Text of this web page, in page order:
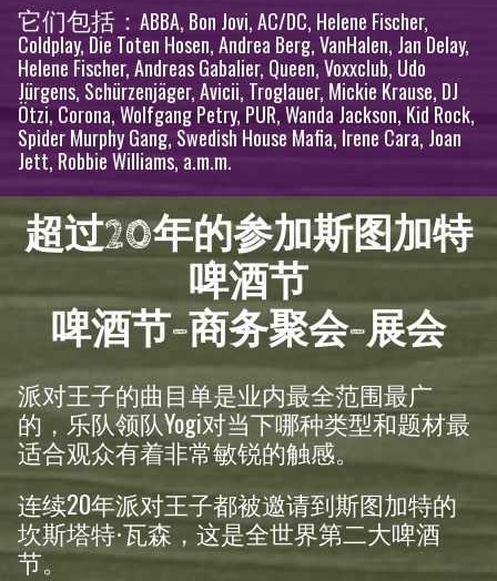
它们包括： ABBA, Bon Jovi, AC/DC, Helene Fischer,
Coldplay, Die Toten Hosen, Andrea Berg, VanHalen, Jan Delay,
Helene Fischer, Andreas Gabalier, Queen, Voxxclub, Udo
Jürgens, Schürzenjäger, Avicii, Troglauer, Mickie Krause, DJ
Ötzi, Corona, Wolfgang Petry, PUR, Wanda Jackson, Kid Rock,
Spider Murphy Gang, Swedish House Mafia, Irene Cara, Joan
Jett, Robbie Williams, a.m.m.
超过20年的参加斯图加特
啤酒节
啤酒节-商务聚会-展会
派对王子的曲目单是业内最全范围最广
的，乐队领队Yogi对当下哪种类型和题材最
适合观众有着非常敏锐的触感。
连续20年派对王子都被邀请到斯图加特的
坎斯塔特⋅瓦森，这是全世界第二大啤酒
节。